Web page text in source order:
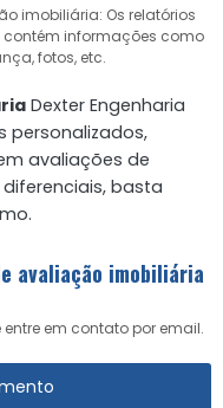
informações como
fotos, etc.
Dexter Engenharia
personalizados,
avaliações de
basta
avaliação imobiliária
entre em contato por email.